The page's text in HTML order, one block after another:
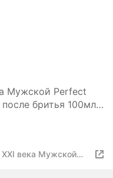
Мужской Perfect
бритья 100мл,
века Мужской